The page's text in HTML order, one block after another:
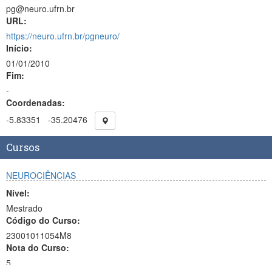
pg@neuro.ufrn.br
URL:
https://neuro.ufrn.br/pgneuro/
Início:
01/01/2010
Fim:
-
Coordenadas:
-5.83351
-35.20476
Cursos
NEUROCIÊNCIAS
Nível:
Mestrado
Código do Curso:
23001011054M8
Nota do Curso:
5